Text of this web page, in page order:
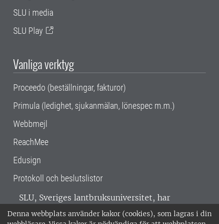
Denna webbplats använder kakor (cookies), som lagras i din
SLU i media
SLU Play
Vanliga verktyg
Proceedo (beställningar, fakturor)
Primula (ledighet, sjukanmälan, lönespec m.m.)
Webbmejl
ReachMee
Edusign
Protokoll och beslutslistor
SLU, Sveriges lantbruksuniversitet, har
verksamhet över hela Sverige. Huvudorter är
Alnarp, Uppsala och Umeå.SLU är